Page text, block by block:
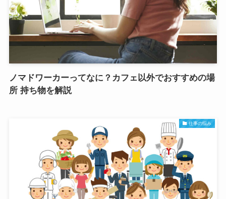
ノマドワーカーってなに？カフェ以外でおすすめの場
所 持ち物を解説
仕事の悩み